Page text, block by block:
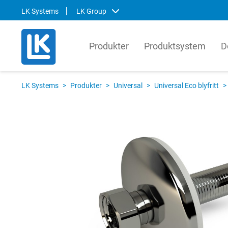
LK Systems LK Group
LK Systems
LK Systems är ledande i Norden inom
prefabriceringsanläggning tillverkar vi
även skräddarsydda system som
LK
om
Svenska
English
Produkter Produktsystem
LK Systems > Produkter > Universal > Universal Eco blyfritt >